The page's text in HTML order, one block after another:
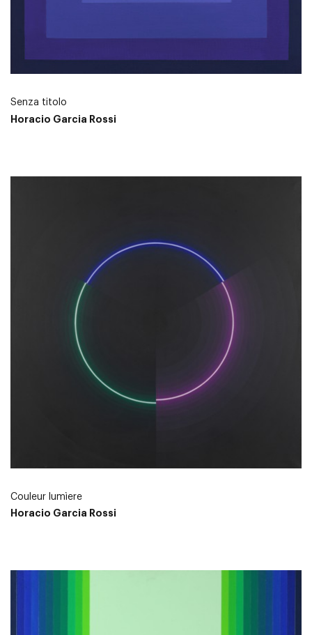
Senza titolo
Horacio Garcia Rossi
Couleur lumìere
Horacio Garcia Rossi